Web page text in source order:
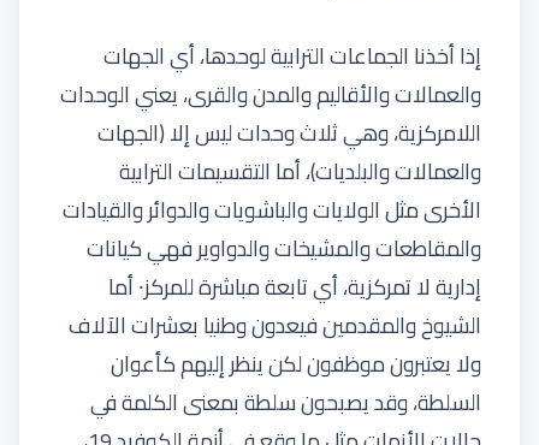
إذا أخذنا الجماعات الترابية لوحدها، أي الجهات
والعمالات والأقاليم والمدن والقرى، يعني الوحدات
اللامركزية، وهي ثلاث وحدات ليس إلا (الجهات
والعمالات والبلديات)، أما التقسيمات الترابية
الأخرى مثل الولايات والباشويات والدوائر والقيادات
والمقاطعات والمشيخات والدواوير فهي كيانات
إدارية لا تمركزية، أي تابعة مباشرة للمركز⸱ أما
الشيوخ والمقدمين فيعدون وطنيا بعشرات الآلاف
ولا يعتبرون موظفون لكن ينظر إليهم كأعوان
السلطة، وقد يصبحون سلطة بمعنى الكلمة في